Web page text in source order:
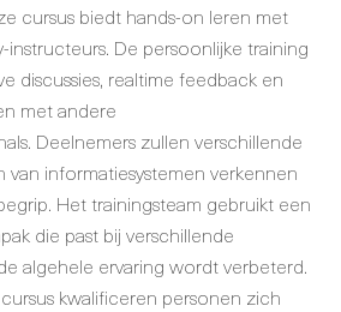
cursus biedt hands-on leren met
instructeurs. De persoonlijke training
discussies, realtime feedback en
met andere
Deelnemers zullen verschillende
van informatiesystemen verkennen
Het trainingsteam gebruikt een
die past bij verschillende
algehele ervaring wordt verbeterd.
kwalificeren personen zich